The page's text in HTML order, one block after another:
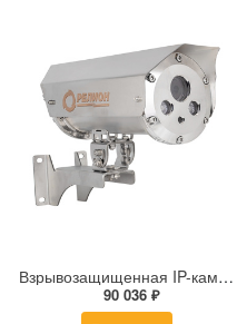
Взрывозащищенная IP-камера Релион Релион-Exd-Н-150-ИК-IP2Мп2.8mm-220-С-TR
90 036 ₽